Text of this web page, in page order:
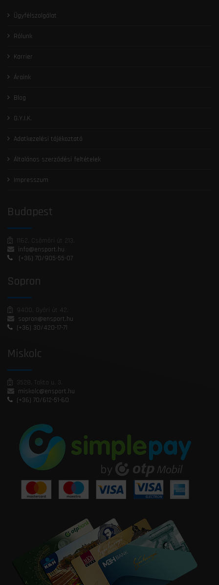
Ügyfélszolgálat
Rólunk
Karrier
Áraink
Blog
G.Y.I.K.
Adatkezelési tájékoztató
Általános szerződési feltételek
Impresszum
Budapest
1162, Csömöri út 213.
info@ensport.hu
(+36) 70/905-55-07
Sopron
9400, Győri út 42.
sopron@ensport.hu
(+36) 30/420-17-71
Miskolc
3528, Takta u. 3.
miskolc@ensport.hu
(+36) 70/612-51-60